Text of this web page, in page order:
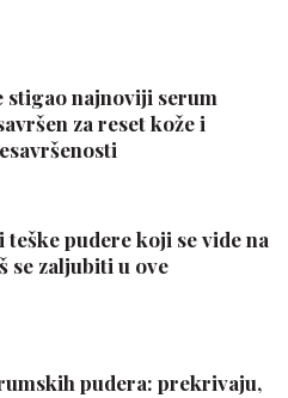
stigao najnoviji serum
za reset kože i
teške pudere koji se vide na
se zaljubiti u ove
pudera: prekrivaju,